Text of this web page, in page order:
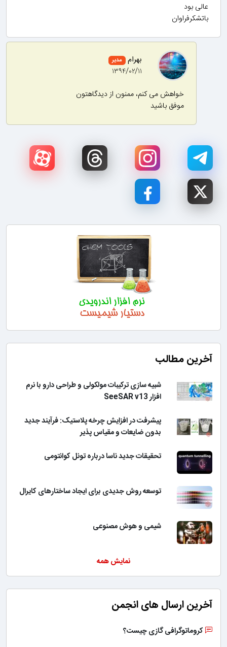
عالی بود
باتشکرفراوان
بهرام مدیر
۱۳۹۴/۰۲/۱۱
خواهش می کنم، ممنون از دیدگاهتون
موفق باشید
آخرین مطالب
شبیه سازی ترکیبات مولکولی و طراحی دارو با نرم
افزار SeeSAR v13
پیشرفت در افزایش چرخه پلاستیک: فرآیند جدید
بدون ضایعات و مقیاس پذیر
تحقیقات جدید ناسا درباره تونل کوانتومی
توسعه روش جدیدی برای ایجاد ساختارهای کایرال
شیمی و هوش مصنوعی
نمایش همه
آخرین ارسال های انجمن
کروماتوگرافی گازی چیست؟